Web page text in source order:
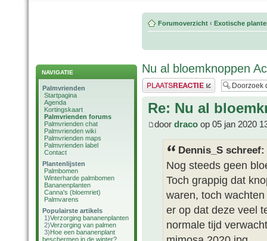
NAVIGATIE
Palmvrienden
Startpagina
Agenda
Kortingskaart
Palmvrienden forums
Palmvrienden chat
Palmvrienden wiki
Palmvrienden maps
Palmvrienden label
Contact
Plantenlijsten
Palmbomen
Winterharde palmbomen
Bananenplanten
Canna's (bloemriet)
Palmvarens
Populairste artikels
1)Verzorging bananenplanten
2)Verzorging van palmen
3)Hoe een bananenplant
beschermen in de winter?
Forumoverzicht ‹ Exotische
Nu al bloemknoppen
Plaats een reactie
Re: Nu al
door draco op 05 jan 2020
Dennis_S schreef:
Nog steeds geen
Toch grappig dat
waren, toch
er op dat deze veel
normale tijd